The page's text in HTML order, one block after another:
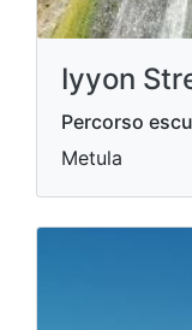
Iyyon
Percorso
Metula